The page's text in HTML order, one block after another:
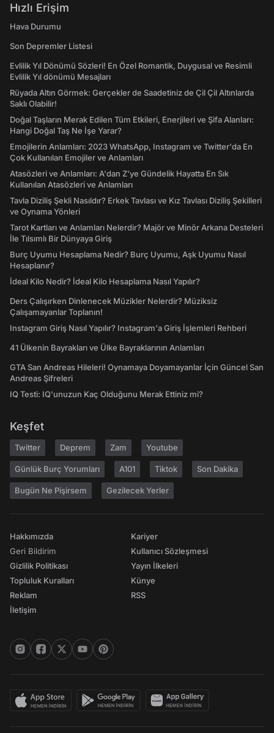
Hızlı Erişim
Hava Durumu
Son Depremler Listesi
Evlilik Yıl Dönümü Sözleri! En Özel Romantik, Duygusal ve Resimli
Evlilik Yıl dönümü Mesajları
Rüyada Altın Görmek: Gerçekler de Saadetiniz de Çil Çil Altınlarda
Saklı Olabilir!
Doğal Taşların Merak Edilen Tüm Etkileri, Enerjileri ve Şifa Alanları:
Hangi Doğal Taş Ne İşe Yarar?
Emojilerin Anlamları: 2023 WhatsApp, Instagram ve Twitter'da En
Çok Kullanılan Emojiler ve Anlamları
Atasözleri ve Anlamları: A'dan Z'ye Gündelik Hayatta En Sık
Kullanılan Atasözleri ve Anlamları
Tavla Diziliş Şekli Nasıldır? Erkek Tavlası ve Kız Tavlası Diziliş Şekilleri
ve Oynama Yönleri
Tarot Kartları ve Anlamları Nelerdir? Majör ve Minör Arkana Desteleri
İle Tılsımlı Bir Dünyaya Giriş
Burç Uyumu Hesaplama Nedir? Burç Uyumu, Aşk Uyumu Nasıl
Hesaplanır?
İdeal Kilo Nedir? İdeal Kilo Hesaplama Nasıl Yapılır?
Ders Çalışırken Dinlenecek Müzikler Nelerdir? Müziksiz
Çalışamayanlar Toplanın!
Instagram Giriş Nasıl Yapılır? Instagram'a Giriş İşlemleri Rehberi
41 Ülkenin Bayrakları ve Ülke Bayraklarının Anlamları
GTA San Andreas Hileleri! Oynamaya Doyamayanlar İçin Güncel San
Andreas Şifreleri
IQ Testi: IQ'unuzun Kaç Olduğunu Merak Ettiniz mi?
Keşfet
Twitter Deprem Zam Youtube
Günlük Burç Yorumları A101 Tiktok Son Dakika
Bugün Ne Pişirsem Gezilecek Yerler
Hakkımızda
Geri Bildirim
Gizlilik Politikası
Topluluk Kuralları
Reklam
İletişim
Kariyer
Kullanıcı Sözleşmesi
Yayın İlkeleri
Künye
RSS